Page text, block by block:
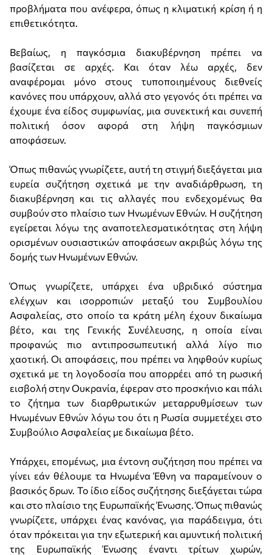
προβλήματα που ανέφερα, όπως η κλιματική κρίση ή η
επιθετικότητα.
Βεβαίως, η παγκόσμια διακυβέρνηση πρέπει να
βασίζεται σε αρχές. Και όταν λέω αρχές, δεν
αναφέρομαι μόνο στους τυποποιημένους διεθνείς
κανόνες που υπάρχουν, αλλά στο γεγονός ότι πρέπει να
έχουμε ένα είδος συμφωνίας, μια συνεκτική και συνεπή
πολιτική όσον αφορά στη λήψη παγκόσμιων
αποφάσεων.
Όπως πιθανώς γνωρίζετε, αυτή τη στιγμή διεξάγεται μια
ευρεία συζήτηση σχετικά με την αναδιάρθρωση, τη
διακυβέρνηση και τις αλλαγές που ενδεχομένως θα
συμβούν στο πλαίσιο των Ηνωμένων Εθνών. Η συζήτηση
εγείρεται λόγω της αναποτελεσματικότητας στη λήψη
ορισμένων ουσιαστικών αποφάσεων ακριβώς λόγω της
δομής των Ηνωμένων Εθνών.
Όπως γνωρίζετε, υπάρχει ένα υβριδικό σύστημα
ελέγχων και ισορροπιών μεταξύ του Συμβουλίου
Ασφαλείας, στο οποίο τα κράτη μέλη έχουν δικαίωμα
βέτο, και της Γενικής Συνέλευσης, η οποία είναι
προφανώς πιο αντιπροσωπευτική αλλά λίγο πιο
χαοτική. Οι αποφάσεις, που πρέπει να ληφθούν κυρίως
σχετικά με τη λογοδοσία που απορρέει από τη ρωσική
εισβολή στην Ουκρανία, έφεραν στο προσκήνιο και πάλι
το ζήτημα των διαρθρωτικών μεταρρυθμίσεων των
Ηνωμένων Εθνών λόγω του ότι η Ρωσία συμμετέχει στο
Συμβούλιο Ασφαλείας με δικαίωμα βέτο.
Υπάρχει, επομένως, μια έντονη συζήτηση που πρέπει να
γίνει εάν θέλουμε τα Ηνωμένα Έθνη να παραμείνουν ο
βασικός δρων. Το ίδιο είδος συζήτησης διεξάγεται τώρα
και στο πλαίσιο της Ευρωπαϊκής Ένωσης. Όπως πιθανώς
γνωρίζετε, υπάρχει ένας κανόνας, για παράδειγμα, ότι
όταν πρόκειται για την εξωτερική και αμυντική πολιτική
της Ευρωπαϊκής Ένωσης έναντι τρίτων χωρών,